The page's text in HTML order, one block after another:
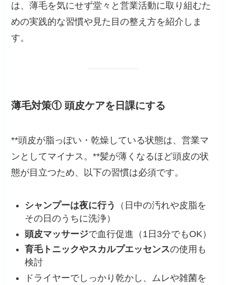
は、薄毛を気にせず堂々と営業活動に取り組むた
めの実践的な習慣や見た目の整え方を紹介しま
す。
薄毛対策① 頭皮ケアを日課にする
**頭皮が脂っぽい・乾燥している状態は、営業マ
ンとしてマイナス。**髪が薄くなるほど頭皮の状
態が目立つため、以下の習慣は必須です。
シャンプーは夜に行う
（日中の汚れや皮脂を
その日のうちに洗浄）
頭皮マッサージで血行促進（1日3分でもOK）
育毛トニックやスカルプエッセンスの使用も
検討
ドライヤーでしっかり乾かし、ムレや雑菌を